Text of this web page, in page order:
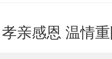
孝亲感恩 温情